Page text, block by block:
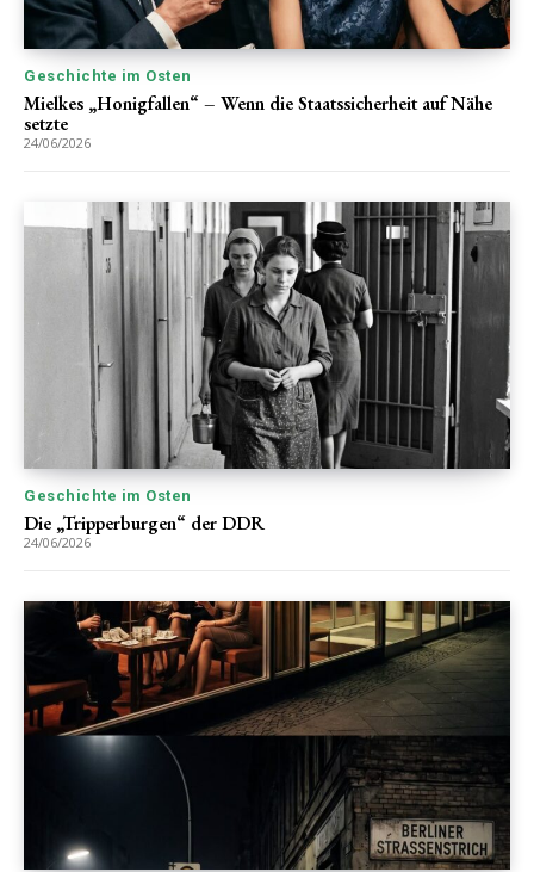
Geschichte im Osten
Mielkes „Honigfallen“ – Wenn die Staatssicherheit auf Nähe
setzte
24/06/2026
Geschichte im Osten
Die „Tripperburgen“ der DDR
24/06/2026